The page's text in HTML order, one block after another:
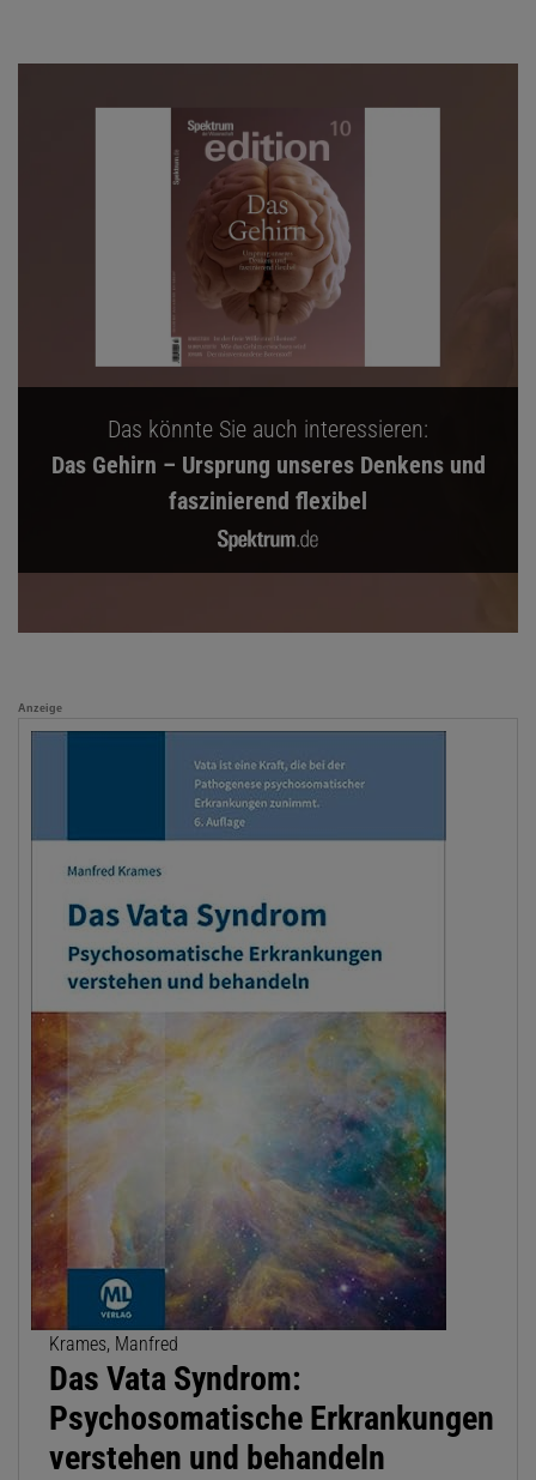
Das könnte Sie auch interessieren:
Das Gehirn – Ursprung unseres Denkens und
faszinierend flexibel
Anzeige
Krames, Manfred
Das Vata Syndrom:
Psychosomatische Erkrankungen
verstehen und behandeln